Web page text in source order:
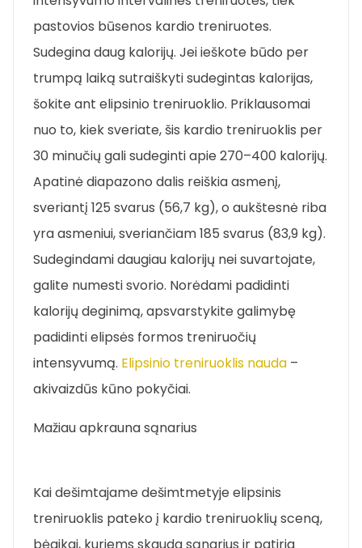
pastovios būsenos kardio treniruotes.
Sudegina daug kalorijų. Jei ieškote būdo per
trumpą laiką sutraiškyti sudegintas kalorijas,
šokite ant elipsinio treniruoklio. Priklausomai
nuo to, kiek sveriate, šis kardio treniruoklis per
30 minučių gali sudeginti apie 270–400 kalorijų.
Apatinė diapazono dalis reiškia asmenį,
sveriantį 125 svarus (56,7 kg), o aukštesnė riba
yra asmeniui, sveriančiam 185 svarus (83,9 kg).
Sudegindami daugiau kalorijų nei suvartojate,
galite numesti svorio. Norėdami padidinti
kalorijų deginimą, apsvarstykite galimybę
padidinti elipsės formos treniruočių
intensyvumą. Elipsinio treniruoklis nauda –
akivaizdūs kūno pokyčiai.
Mažiau apkrauna sąnarius
Kai dešimtajame dešimtmetyje elipsinis
treniruoklis pateko į kardio treniruoklių sceną,